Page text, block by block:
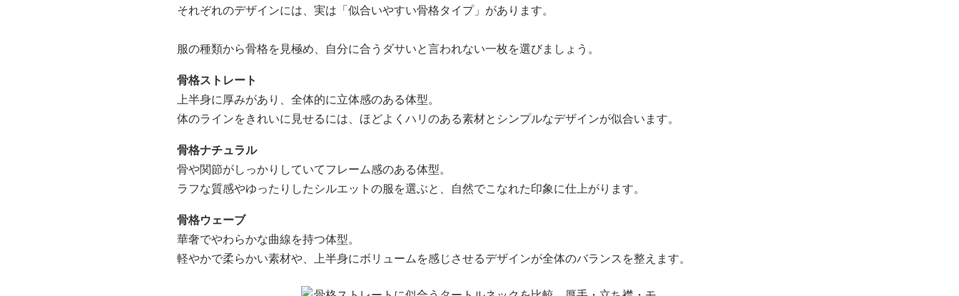
それぞれのデザインには、実は「似合いやすい骨格タイプ」があります。
服の種類から骨格を見極め、自分に合うダサいと言われない一枚を選びましょう。
骨格ストレート
上半身に厚みがあり、全体的に立体感のある体型。
体のラインをきれいに見せるには、ほどよくハリのある素材とシンプルなデザインが似合います。
骨格ナチュラル
骨や関節がしっかりしていてフレーム感のある体型。
ラフな質感やゆったりしたシルエットの服を選ぶと、自然でこなれた印象に仕上がります。
骨格ウェーブ
華奢でやわらかな曲線を持つ体型。
軽やかで柔らかい素材や、上半身にボリュームを感じさせるデザインが全体のバランスを整えます。